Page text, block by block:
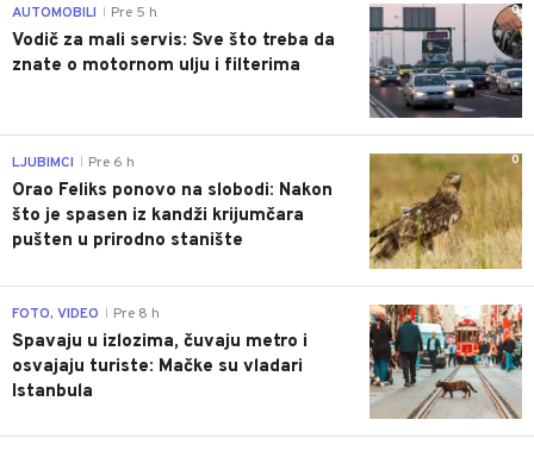
0
AUTOMOBILI Pre 5 h
Vodič za mali servis: Sve što treba da
znate o motornom ulju i filterima
0
LJUBIMCI Pre 6 h
Orao Feliks ponovo na slobodi: Nakon
što je spasen iz kandži krijumčara
pušten u prirodno stanište
0
FOTO, VIDEO Pre 8 h
Spavaju u izlozima, čuvaju metro i
osvajaju turiste: Mačke su vladari
Istanbula